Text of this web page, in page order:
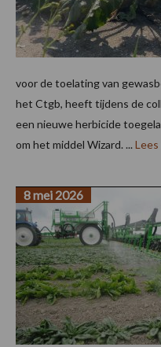
voor de toelating van
het Ctgb, heeft tijdens de
een nieuwe herbicide
om het middel Wizard. ... Lees
8 mei 2026